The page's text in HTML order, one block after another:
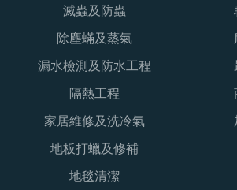
滅蟲及防蟲
除塵蟎及蒸氣
漏水檢測及防水工程
隔熱工程
家居維修及洗冷氣
地板打蠟及修補
地毯清潔